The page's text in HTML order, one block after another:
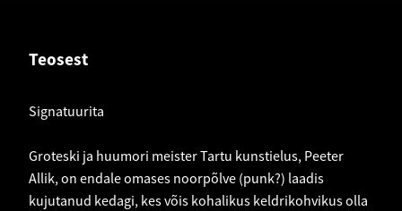
Teosest
Signatuurita
Groteski ja huumori meister Tartu kunstielus, Peeter
Allik, on endale omases noorpõlve (punk?) laadis
kujutanud kedagi, kes võis kohalikus keldrikohvikus olla